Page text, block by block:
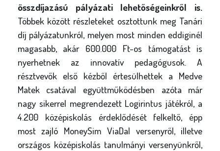
összdíjazású pályázati lehetőségeinkről is.
Többek között részleteket osztottunk meg Tanári
díj pályázatunkról, melyen most minden eddiginél
magasabb, akár 600.000 Ft-os támogatást is
nyerhetnek az innovatív pedagógusok. A
résztvevők első kézből értesülhettek a Medve
Matek csatával együttműködésben azóta már
nagy sikerrel megrendezett Logirintus játékról, a
4.200 középiskolás érdeklődését felkeltő, épp
most zajló MoneySim ViaDal versenyről, illetve
országos középiskolás tanulmányi versenyünkről,